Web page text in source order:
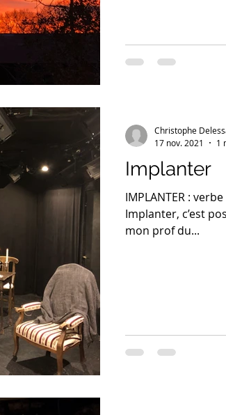
Implanter
IMPLANTER :
Implanter, c’est
mon prof du...
Christophe
17 nov. 2021
1